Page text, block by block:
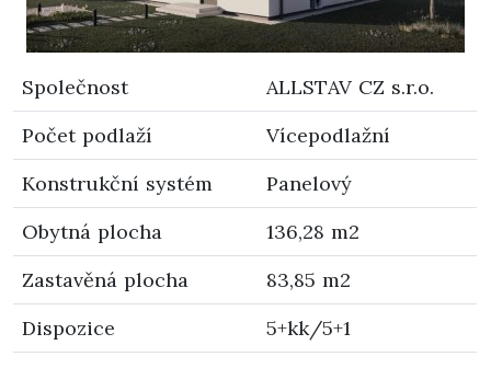
Společnost
ALLSTAV CZ s.r.o.
Počet podlaží
Vícepodlažní
Konstrukční systém
Panelový
Obytná plocha
136,28 m2
Zastavěná plocha
83,85 m2
Dispozice
5+kk/5+1